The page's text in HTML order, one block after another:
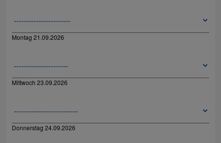
Montag 21.09.2026
Mittwoch 23.09.2026
Donnerstag 24.09.2026